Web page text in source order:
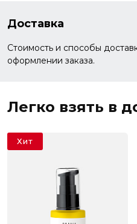
Доставка
Стоимость и способы
оформлении заказа.
Легко взять в
Хит